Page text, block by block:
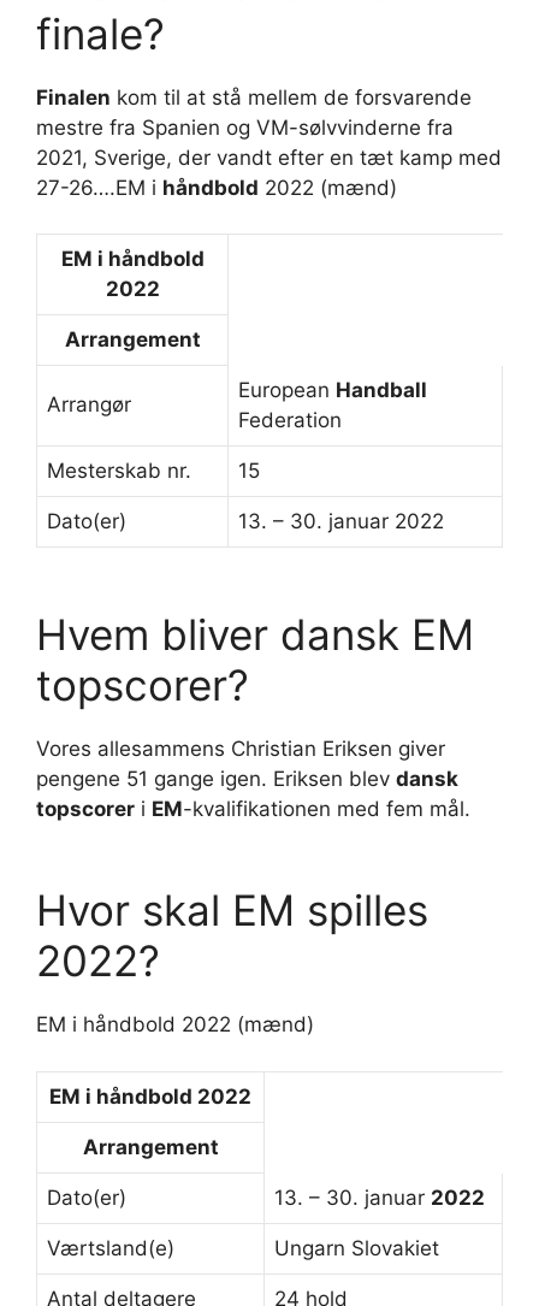
finale?
Finalen kom til at stå mellem de forsvarende
mestre fra Spanien og VM-sølvvinderne fra
2021, Sverige, der vandt efter en tæt kamp med
27-26….EM i håndbold 2022 (mænd)
EM i håndbold
2022
Arrangement
Arrangør
European Handball
Federation
Mesterskab nr. 15
Dato(er) 13. – 30. januar 2022
Hvem bliver dansk EM
topscorer?
Vores allesammens Christian Eriksen giver
pengene 51 gange igen. Eriksen blev dansk
topscorer i EM-kvalifikationen med fem mål.
Hvor skal EM spilles
2022?
EM i håndbold 2022 (mænd)
EM i håndbold 2022
Arrangement
Dato(er) 13. – 30. januar 2022
Værtsland(e) Ungarn Slovakiet
Antal deltagere 24 hold